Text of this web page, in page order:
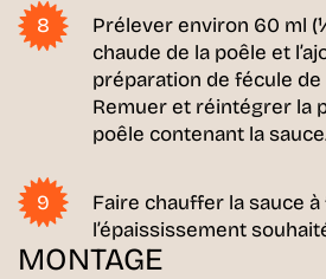
Prélever environ 60 ml
chaude de la poêle et
préparation de fécule de
Remuer et réintégrer la
poêle contenant la
Faire chauffer la sauce à
l’épaississement
MONTAGE